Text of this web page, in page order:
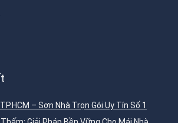
– Sơn Nhà Trọn Gói Uy Tín Số 1